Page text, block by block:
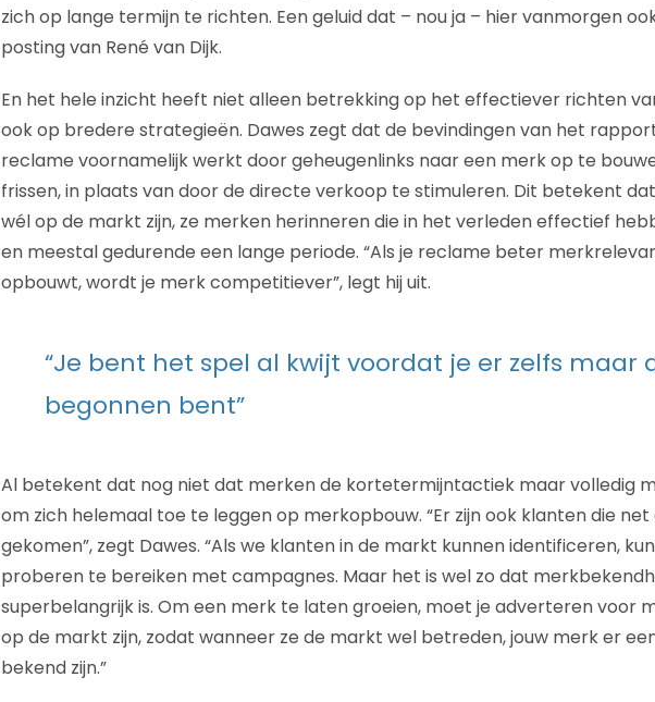
zich op lange termijn te richten. Een geluid dat – nou ja – hier vanmorgen
posting van René van Dijk.
En het hele inzicht heeft niet alleen betrekking op het effectiever richten
ook op bredere strategieën. Dawes zegt dat de bevindingen van het
reclame voornamelijk werkt door geheugenlinks naar een merk op te
frissen, in plaats van door de directe verkoop te stimuleren. Dit betekent
wél op de markt zijn, ze merken herinneren die in het verleden effectief
en meestal gedurende een lange periode. “Als je reclame beter
opbouwt, wordt je merk competitiever”, legt hij uit.
“Je bent het spel al kwijt voordat je er zelfs maar
begonnen bent”
Al betekent dat nog niet dat merken de kortetermijntactiek maar volledig
om zich helemaal toe te leggen op merkopbouw. “Er zijn ook klanten die
gekomen”, zegt Dawes. “Als we klanten in de markt kunnen identificeren,
proberen te bereiken met campagnes. Maar het is wel zo dat
superbelangrijk is. Om een ​​merk te laten groeien, moet je adverteren voor
op de markt zijn, zodat wanneer ze de markt wel betreden, jouw merk er
bekend zijn.”